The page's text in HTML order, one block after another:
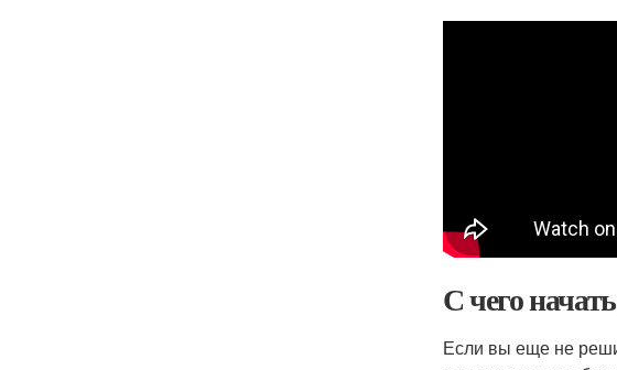
С чего
Если вы еще не